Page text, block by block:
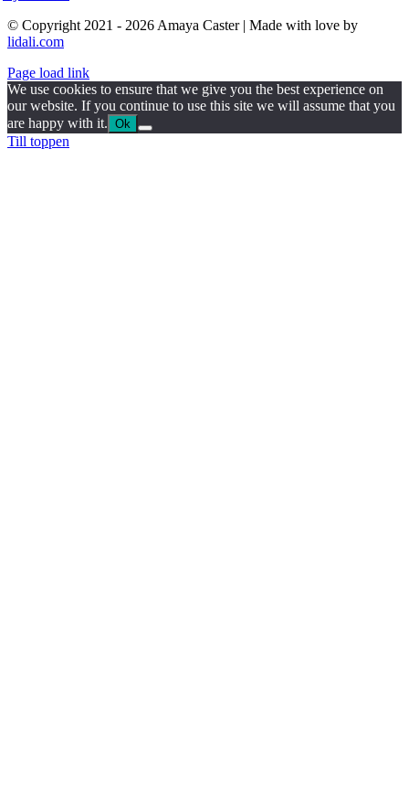
© Copyright 2021 - 2026 Amaya Caster | Made with love by
lidali.com
Page load link
We use cookies to ensure that we give you the best experience on
our website. If you continue to use this site we will assume that you
are happy with it. Ok
Till toppen